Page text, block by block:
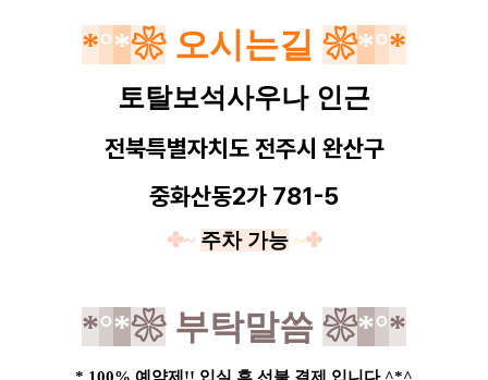
*°*❀오시는길 ❀*°*
토탈보석사우나 인근
전북특별자치도전주시 완산구
중화산동2가 781-5
✤~ 주차 가능 ~✤
*°*❀부탁말씀 ❀*°*
* 100% 예약제!! 입실 후 선불 결제 입니다 ^*^